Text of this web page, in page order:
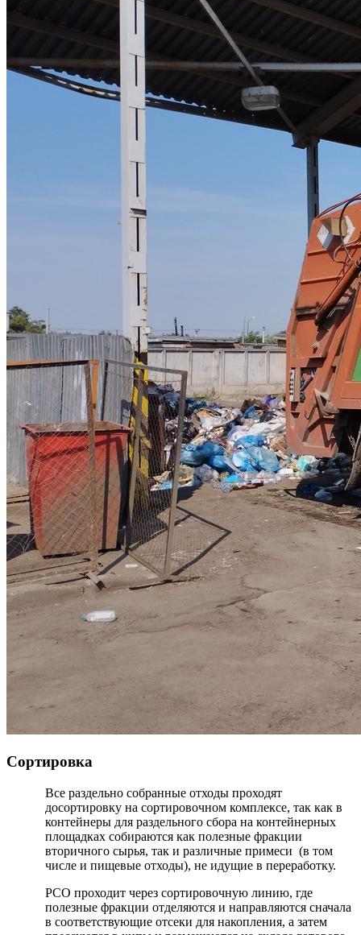
Сортировка
Все раздельно собранные отходы проходят
досортировку на сортировочном комплексе, так как в
контейнеры для раздельного сбора на контейнерных
площадках собираются как полезные фракции
вторичного сырья, так и различные примеси (в том
числе и пищевые отходы), не идущие в переработку.
РСО проходит через сортировочную линию, где
полезные фракции отделяются и направляются сначала
в соответствующие отсеки для накопления, а затем